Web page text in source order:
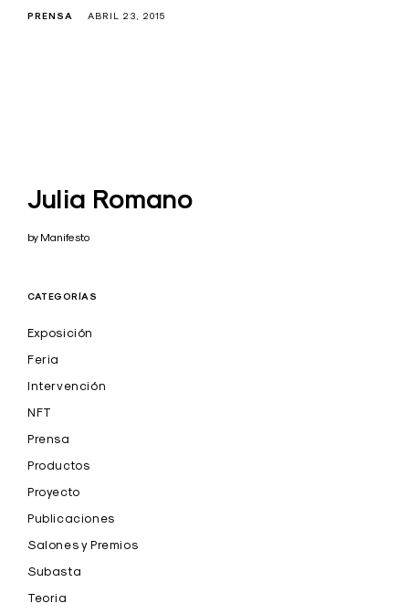
PRENSA ABRIL 23, 2015
Julia Romano
by Manifesto
CATEGORÍAS
Exposición
Feria
Intervención
NFT
Prensa
Productos
Proyecto
Publicaciones
Salones y Premios
Subasta
Teoria